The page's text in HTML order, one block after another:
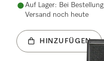
Auf Lager: Bei
Versand noch heute
HINZUFÜGEN